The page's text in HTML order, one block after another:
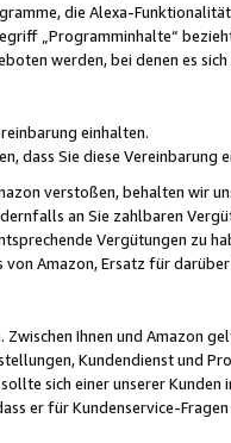
die Alexa-
„Programminhalte“
werden, bei denen es
einhalten.
dass Sie diese Vereinbarung
verstoßen, behalten wir
an Sie zahlbaren
Vergütungen zu
Amazon, Ersatz für
Ihnen und Amazon
Kundendienst und
sich einer unserer Kunden
er für Kundenservice-